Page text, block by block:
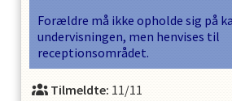
Forældre må ikke opholde sig på
undervisningen, men henvises til
receptionsområdet.
Tilmeldte: 11/11